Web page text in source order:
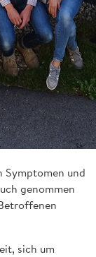
Symptomen und
genommen
sich um